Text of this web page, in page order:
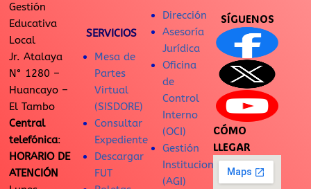
Gestión
Educativa
Local
Jr. Atalaya
N° 1280 –
Huancayo –
El Tambo
Central
telefónica:
HORARIO DE
ATENCIÓN
SERVICIOS
Mesa de
Partes
Virtual
(SISDORE)
Consultar
Expediente
Descargar
FUT
Dirección
Asesoría
Jurídica
Oficina
de
Control
Interno
(OCI)
Gestión
Institucional
(AGI)
SÍGUENOS
CÓMO
LLEGAR